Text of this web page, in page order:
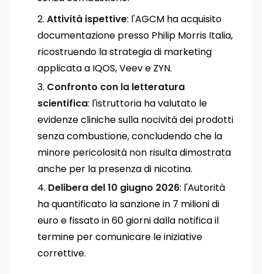
Attività ispettive: l'AGCM ha acquisito
documentazione presso Philip Morris Italia,
ricostruendo la strategia di marketing
applicata a IQOS, Veev e ZYN.
Confronto con la letteratura
scientifica: l'istruttoria ha valutato le
evidenze cliniche sulla nocività dei prodotti
senza combustione, concludendo che la
minore pericolosità non risulta dimostrata
anche per la presenza di nicotina.
Delibera del 10 giugno 2026: l'Autorità
ha quantificato la sanzione in 7 milioni di
euro e fissato in 60 giorni dalla notifica il
termine per comunicare le iniziative
correttive.